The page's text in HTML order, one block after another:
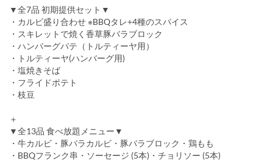
▼全7品 初期提供セット▼
・カルビ盛り合わせ ※BBQタレ+4種のスパイス
・スキレットで焼く香草豚バラブロック
・ハンバーグパテ（トルティーヤ用）
・トルティーヤ(ハンバーグ用)
・塩焼きそば
・フライドポテト
・枝豆
＋
▼全13品 食べ放題メニュー▼
・牛カルビ・豚バラカルビ・豚バラブロック・鶏もも
・BBQフランク串・ソーセージ (5本)・チョリソー (5本)